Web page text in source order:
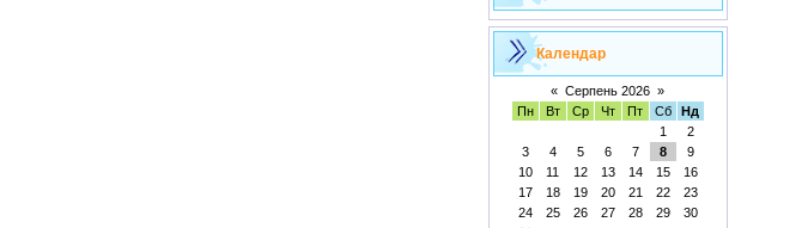
Календар
« Серпень 2026 »
Пн
Вт Ср Чт Пт Сб
Нд
1
2
3
4 5 6 7 8
9
10
11 12 13 14 15
16
17
18 19 20 21 22
23
24
25 26 27 28 29
30